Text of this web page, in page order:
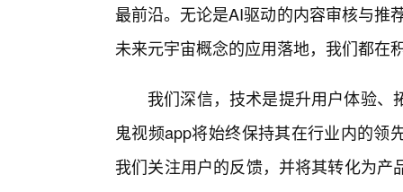
最前沿。无论是AI驱动的内容审核与推
未来元宇宙概念的应用落地，我们都在
我们深信，技术是提升用户体验
鬼视频app将始终保持其在行业内的领
我们关注用户的反馈，并将其转化为